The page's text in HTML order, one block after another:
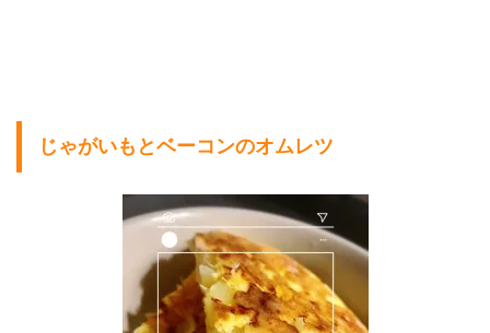
じゃがいもとベーコンのオムレツ